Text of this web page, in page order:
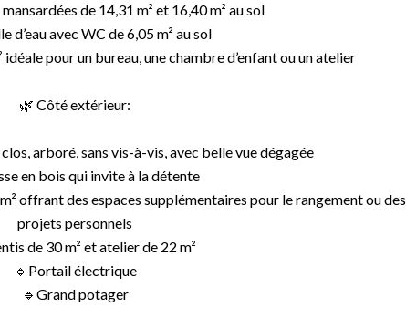
de 14,31 m² et 16,40 m² au sol
d’eau avec WC de 6,05 m² au sol
pour un bureau, une chambre d’enfant ou un atelier
🌿 Côté extérieur:
arboré, sans vis-à-vis, avec belle vue dégagée
en bois qui invite à la détente
offrant des espaces supplémentaires pour le rangement ou des
projets personnels
de 30 m² et atelier de 22 m²
🔹Portail électrique
🔹Grand potager